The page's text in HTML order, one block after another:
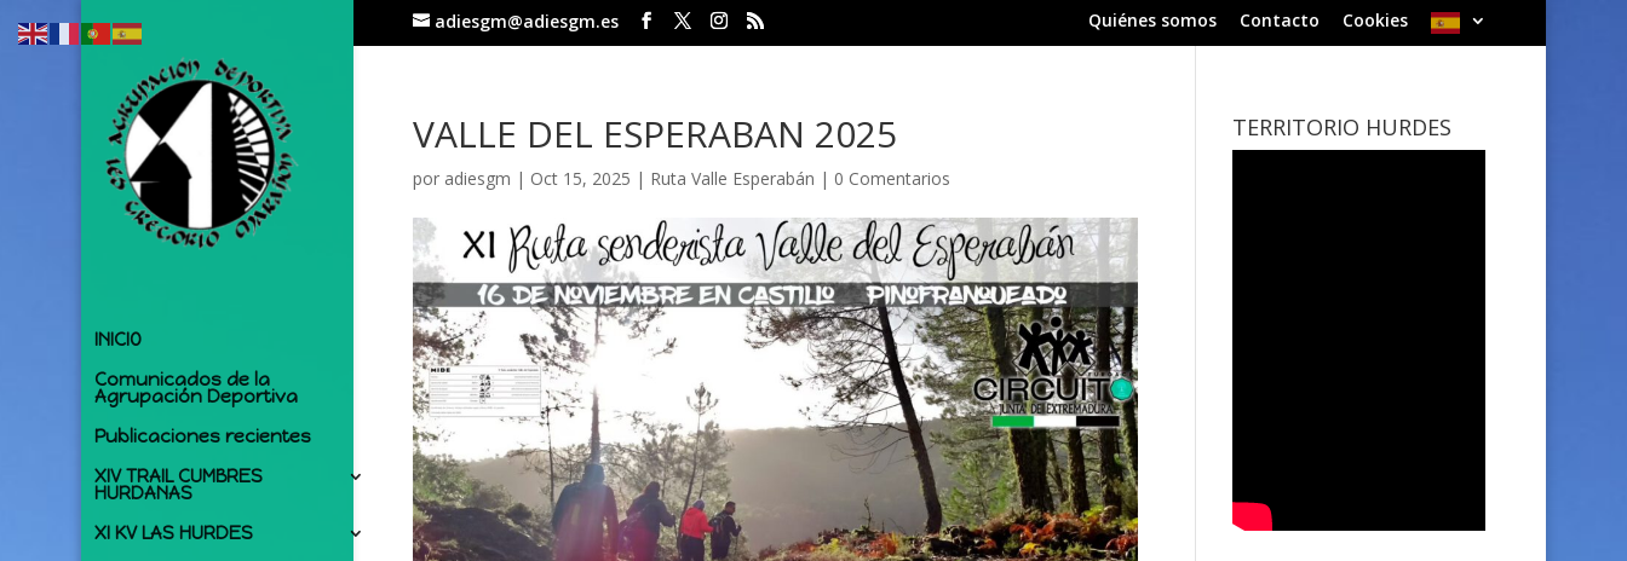
adiesgm@adiesgm.es Quiénes somos Contacto Cookies
INICIO
Comunicados de la
Agrupación Deportiva
Publicaciones recientes
XIV TRAIL CUMBRES
HURDANAS
XI KV LAS HURDES
VALLE DEL ESPERABAN 2025
por adiesgm | Oct 15, 2025 | Ruta Valle Esperabán | 0 Comentarios
TERRITORIO HURDES